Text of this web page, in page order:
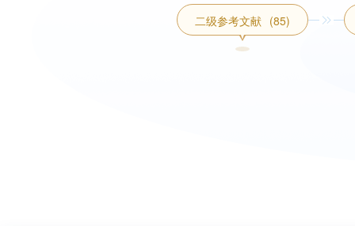
二级参考文献 (85)